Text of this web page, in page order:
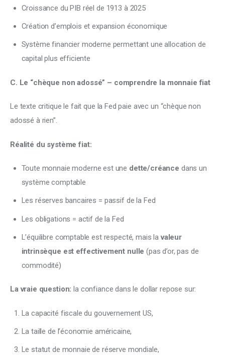
Croissance du PIB réel de 1913 à 2025
Création d’emplois et expansion économique
Système financier moderne permettant une allocation de
capital plus efficiente
C. Le “chèque non adossé” – comprendre la monnaie fiat
Le texte critique le fait que la Fed paie avec un “chèque non
adossé à rien”.
Réalité du système fiat:
Toute monnaie moderne est une dette/créance dans un
système comptable
Les réserves bancaires = passif de la Fed
Les obligations = actif de la Fed
L’équilibre comptable est respecté, mais lavaleur
intrinsèque est effectivement nulle (pas d’or, pas de
commodité)
La vraie question: la confiance dans le dollar repose sur:
La capacité fiscale du gouvernement US,
La taille de l’économie américaine,
Le statut de monnaie de réserve mondiale,